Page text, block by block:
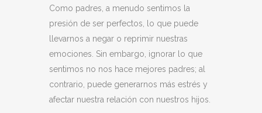
Como padres, a menudo sentimos la
presión de ser perfectos, lo que puede
llevarnos a negar o reprimir nuestras
emociones. Sin embargo, ignorar lo que
sentimos no nos hace mejores padres; al
contrario, puede generarnos más estrés y
afectar nuestra relación con nuestros hijos.